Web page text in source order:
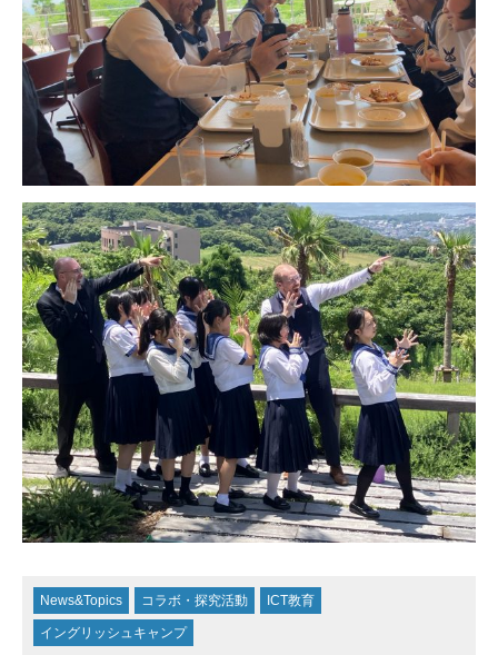
News&Topics コラボ・探究活動 ICT教育
イングリッシュキャンプ